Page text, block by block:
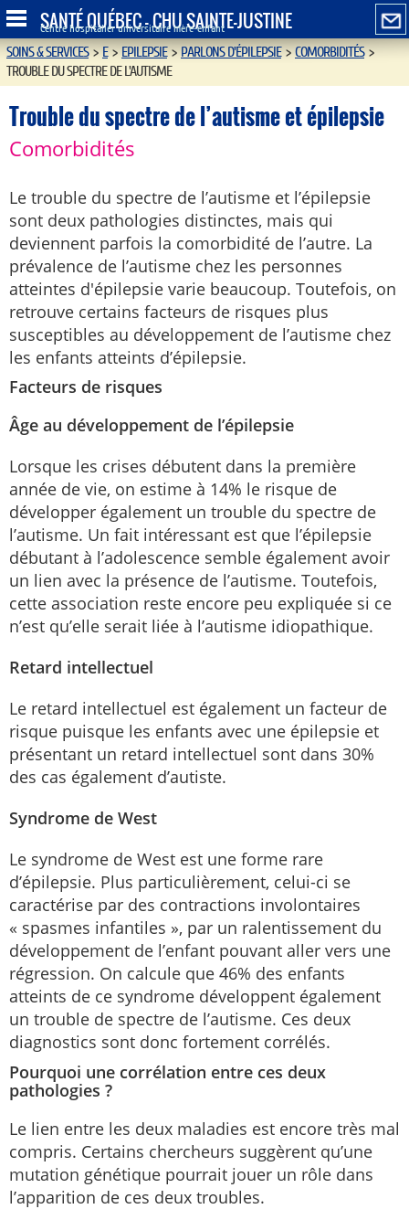
SANTÉ QUÉBEC - CHU SAINTE-JUSTINE
Centre hospitalier universitaire mère-enfant
SOINS & SERVICES>E>EPILEPSIE>PARLONS D'ÉPILEPSIE>COMORBIDITÉS>
TROUBLE DU SPECTRE DE L'AUTISME
Trouble du spectre de l’autisme et épilepsie
Comorbidités
Le trouble du spectre de l’autisme et l’épilepsie
sont deux pathologies distinctes, mais qui
deviennent parfois la comorbidité de l’autre. La
prévalence de l’autisme chez les personnes
atteintes d'épilepsie varie beaucoup. Toutefois, on
retrouve certains facteurs de risques plus
susceptibles au développement de l’autisme chez
les enfants atteints d’épilepsie.
Facteurs de risques
Âge au développement de l’épilepsie
Lorsque les crises débutent dans la première
année de vie, on estime à 14% le risque de
développer également un trouble du spectre de
l’autisme. Un fait intéressant est que l’épilepsie
débutant à l’adolescence semble également avoir
un lien avec la présence de l’autisme. Toutefois,
cette association reste encore peu expliquée si ce
n’est qu’elle serait liée à l’autisme idiopathique.
Retard intellectuel
Le retard intellectuel est également un facteur de
risque puisque les enfants avec une épilepsie et
présentant un retard intellectuel sont dans 30%
des cas également d’autiste.
Syndrome de West
Le syndrome de West est une forme rare
d’épilepsie. Plus particulièrement, celui-ci se
caractérise par des contractions involontaires
« spasmes infantiles », par un ralentissement du
développement de l’enfant pouvant aller vers une
régression. On calcule que 46% des enfants
atteints de ce syndrome développent également
un trouble de spectre de l’autisme. Ces deux
diagnostics sont donc fortement corrélés.
Pourquoi une corrélation entre ces deux
pathologies ?
Le lien entre les deux maladies est encore très mal
compris. Certains chercheurs suggèrent qu’une
mutation génétique pourrait jouer un rôle dans
l’apparition de ces deux troubles.